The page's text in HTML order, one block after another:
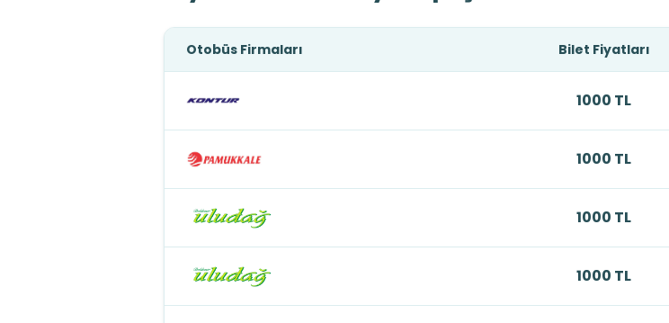
Otobüs Firmaları Bilet Fiyatları
1000 TL
1000 TL
1000 TL
1000 TL